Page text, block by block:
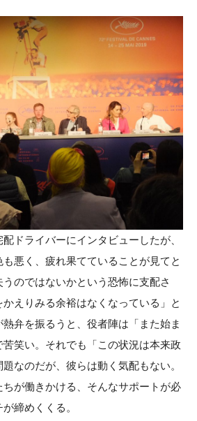
配ドライバーにインタビューしたが、
悪く、疲れ果てていることが見てと
のではないかという恐怖に支配さ
えりみる余裕はなくなっている」と
弁を振るうと、役者陣は「また始ま
笑い。それでも「この状況は本来政
なのだが、彼らは動く気配もない。
が働きかける、そんなサポートが必
締めくくる。